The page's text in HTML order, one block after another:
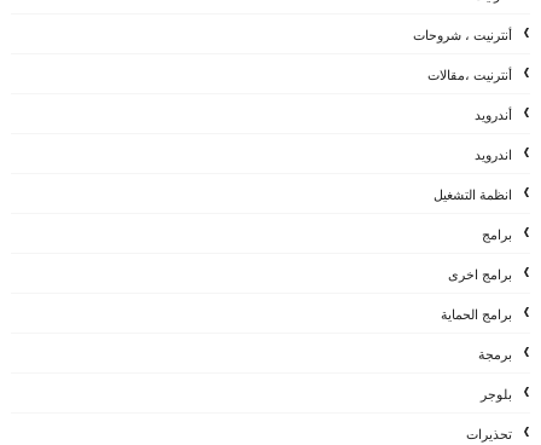
أنترنيت ، شروحات
أنترنيت ،مقالات
أندرويد
اندرويد
انظمة التشغيل
برامج
برامج اخرى
برامج الحماية
برمجة
بلوجر
تحذيرات